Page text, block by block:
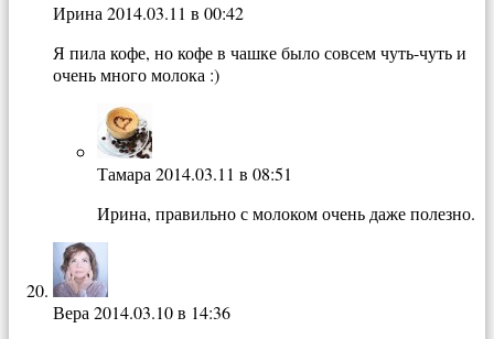
Ирина 2014.03.11 в 00:42
Я пила кофе, но кофе в чашке было совсем чуть-чуть и
очень много молока :)
Тамара 2014.03.11 в 08:51
Ирина, правильно с молоком очень даже полезно.
Вера 2014.03.10 в 14:36